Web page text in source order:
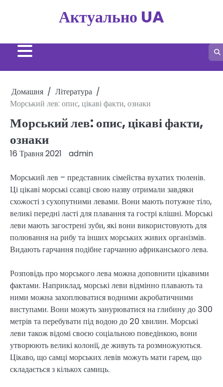
Актуально UA
Домашня
Література
Морський лев: опис, цікаві факти, ознаки
Морський лев: опис, цікаві факти,
ознаки
16 Травня 2021 admin
Морський лев – представник сімейства вухатих тюленів.
Ці цікаві морські ссавці свою назву отримали завдяки
схожості з сухопутними левами. Вони мають потужне тіло,
великі передні ласті для плавання та гострі клішні. Морські
леви мають загострені зуби, які вони використовують для
полювання на рибу та інших морських живих організмів.
Видають гарчання подібне гарчанню африканського лева.
Розповідь про морського лева можна доповнити цікавими
фактами. Наприклад, морські леви відмінно плавають та
ними можна захоплюватися водними акробатичними
виступами. Вони можуть занурюватися на глибину до 300
метрів та перебувати під водою до 20 хвилин. Морські
леви також відомі своєю соціальною поведінкою, вони
утворюють великі колонії, де живуть та розмножуються.
Цікаво, що самці морських левів можуть мати гарем, що
складається з кількох самиць.